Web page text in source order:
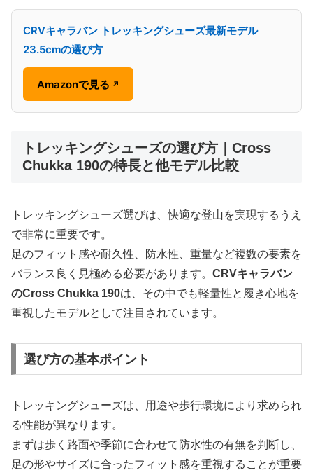
CRVキャラバン トレッキングシューズ最新モデル
23.5cmの選び方
Amazonで見る ↗
トレッキングシューズの選び方｜Cross
Chukka 190の特長と他モデル比較
トレッキングシューズ選びは、快適な登山を実現するうえ
で非常に重要です。
足のフィット感や耐久性、防水性、重量など複数の要素を
バランス良く見極める必要があります。 CRVキャラバン
のCross Chukka 190は、その中でも軽量性と履き心地を
重視したモデルとして注目されています。
選び方の基本ポイント
トレッキングシューズは、用途や歩行環境により求められ
る性能が異なります。
まずは歩く路面や季節に合わせて防水性の有無を判断し、
足の形やサイズに合ったフィット感を重視することが重要